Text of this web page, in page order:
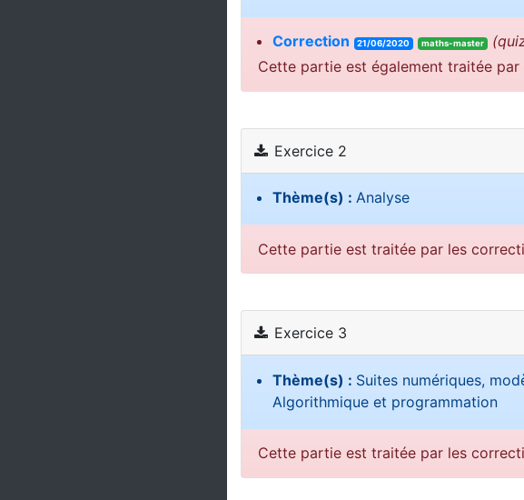
Correction 21/06/2020 maths-master
Cette partie est également traitée
Exercice 2
Thème(s) : Analyse
Cette partie est traitée par les
Exercice 3
Thème(s) : Suites numériques,
Algorithmique et programmation
Cette partie est traitée par les